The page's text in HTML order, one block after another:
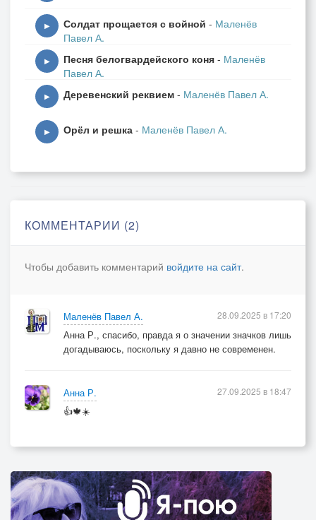
В трамваях стали долгими посадки.
И снова пары у ночной волны
От посторонних глаз играют в прятки.
Помолодевших от дождя деревьев.
Безмолвье птиц, рыбалки слабый жор –
Как ля-минор прощального аккорда.
И встроенный сентябрьский фа-мажор
Наверное, Господь соединил
Два лета сразу – прошлое и бабье.
И жёлтый лист я трогаю губами.
▶ Солдат прощается с войной - Маленёв
Павел А.
▶ Песня белогвардейского коня - Маленёв
Павел А.
▶ Деревенский реквием - Маленёв Павел А.
▶ Орёл и решка - Маленёв Павел А.
КОММЕНТАРИИ (2)
Чтобы добавить комментарий войдите на сайт.
Маленёв Павел А.
Анна Р., спасибо, правда я о значении значков лишь
догадываюсь, поскольку я давно не современен.
28.09.2025 в 17:20
Анна Р.
👍🍁☀️
27.09.2025 в 18:47